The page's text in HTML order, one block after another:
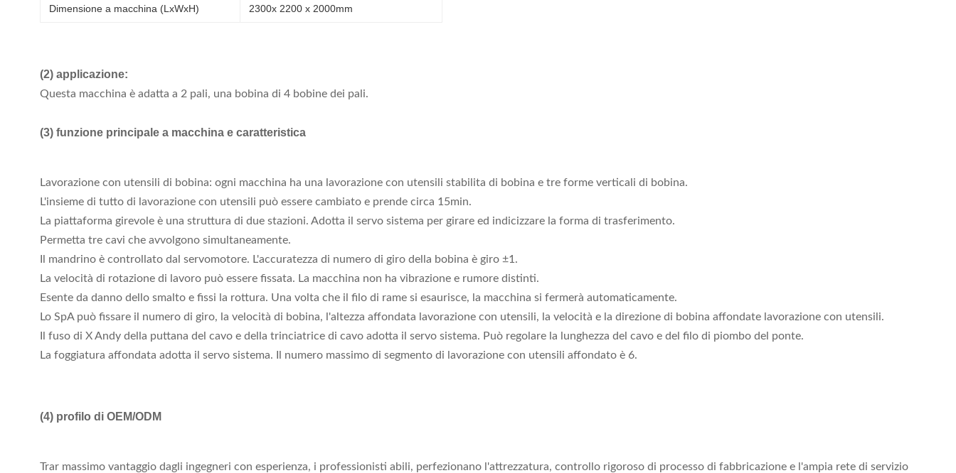
Dimensione a macchina (LxWxH) 2300x 2200 x 2000mm
(2) applicazione:
Questa macchina è adatta a 2 pali, una bobina di 4 bobine dei pali.
(3) funzione principale a macchina e caratteristica
Lavorazione con utensili di bobina: ogni macchina ha una lavorazione con utensili stabilita di bobina e tre forme verticali di bobina.
L'insieme di tutto di lavorazione con utensili può essere cambiato e prende circa 15min.
La piattaforma girevole è una struttura di due stazioni. Adotta il servo sistema per girare ed indicizzare la forma di trasferimento.
Permetta tre cavi che avvolgono simultaneamente.
Il mandrino è controllato dal servomotore. L'accuratezza di numero di giro della bobina è giro ±1.
La velocità di rotazione di lavoro può essere fissata. La macchina non ha vibrazione e rumore distinti.
Esente da danno dello smalto e fissi la rottura. Una volta che il filo di rame si esaurisce, la macchina si fermerà automaticamente.
Lo SpA può fissare il numero di giro, la velocità di bobina, l'altezza affondata lavorazione con utensili, la velocità e la direzione di bobina affondate lavorazione con utensili.
Il fuso di X Andy della puttana del cavo e della trinciatrice di cavo adotta il servo sistema. Può regolare la lunghezza del cavo e del filo di piombo del ponte.
La foggiatura affondata adotta il servo sistema. Il numero massimo di segmento di lavorazione con utensili affondato è 6.
(4) profilo di OEM/ODM
Trar massimo vantaggio dagli ingegneri con esperienza, i professionisti abili, perfezionano l'attrezzatura, controllo rigoroso di processo di fabbricazione e l'ampia rete di servizio